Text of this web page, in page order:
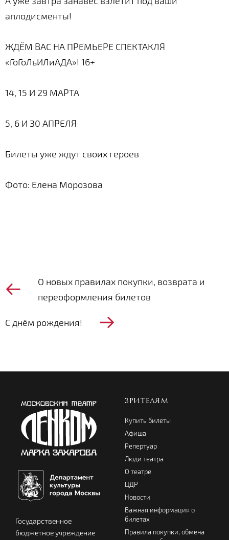
аплодисменты!
ЖДЁМ ВАС НА ПРЕМЬЕРЕ СПЕКТАКЛЯ
«ГоГоЛьИЛиАДА»! 16+
14, 15 И 29 МАРТА
5, 6 И 30 АПРЕЛЯ
Билеты уже ждут своих героев
Фото: Елена Морозова
О новых правилах покупки, возврата и
переоформления билетов
С днём рождения!
Государственное
бюджетное учреждение
ЗРИТЕЛЯМ
Купить билеты
Афиша
Репертуар
Люди театра
О театре
ЦДР
Новости
Важная информация о
билетах
Правила покупки, обмена